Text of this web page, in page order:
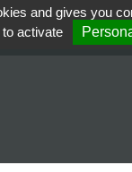
and gives you
activate